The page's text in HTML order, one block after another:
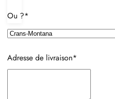
Ou ?*
Adresse de livraison*